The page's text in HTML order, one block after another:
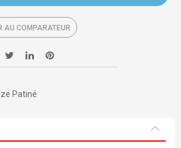
AU COMPARATEUR
Patiné